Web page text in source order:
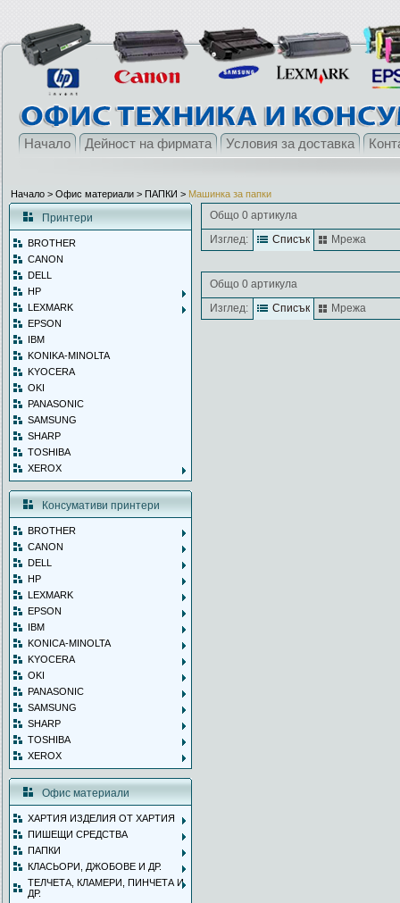
Начало Дейност на фирмата Условия за доставка
Начало > Офис материали > ПАПКИ > Машинка за папки
Принтери
BROTHER
CANON
DELL
HP
LEXMARK
EPSON
IBM
KONIKA-MINOLTA
KYOCERA
OKI
PANASONIC
SAMSUNG
SHARP
TOSHIBA
XEROX
Консумативи принтери
BROTHER
CANON
DELL
HP
LEXMARK
EPSON
IBM
KONICA-MINOLTA
KYOCERA
OKI
PANASONIC
SAMSUNG
SHARP
TOSHIBA
XEROX
Офис материали
ХАРТИЯ ИЗДЕЛИЯ ОТ ХАРТИЯ
ПИШЕЩИ СРЕДСТВА
ПАПКИ
КЛАСЬОРИ, ДЖОБОВЕ И ДР.
ТЕЛЧЕТА, КЛАМЕРИ, ПИНЧЕТА И
ДР.
Общо 0 артикула
Изглед:
Списък Мрежа
Общо 0 артикула
Изглед:
Списък Мрежа